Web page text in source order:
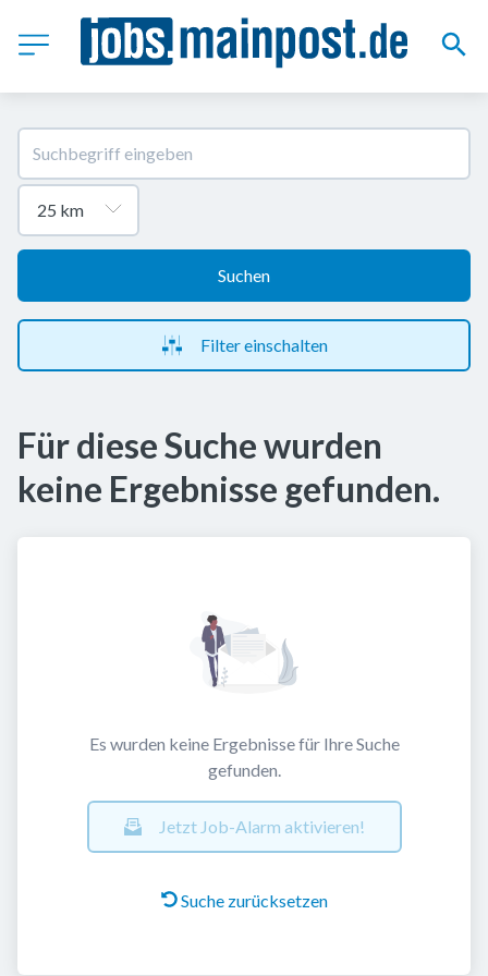
Suchen
Filter einschalten
Für diese Suche wurden
keine Ergebnisse gefunden.
Es wurden keine Ergebnisse für Ihre Suche
gefunden.
Jetzt Job-Alarm aktivieren!
Suche zurücksetzen